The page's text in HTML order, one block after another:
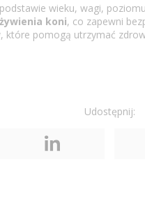
wieku, wagi,
koni, co zapewni
pomogą utrzymać
Udostępnij: